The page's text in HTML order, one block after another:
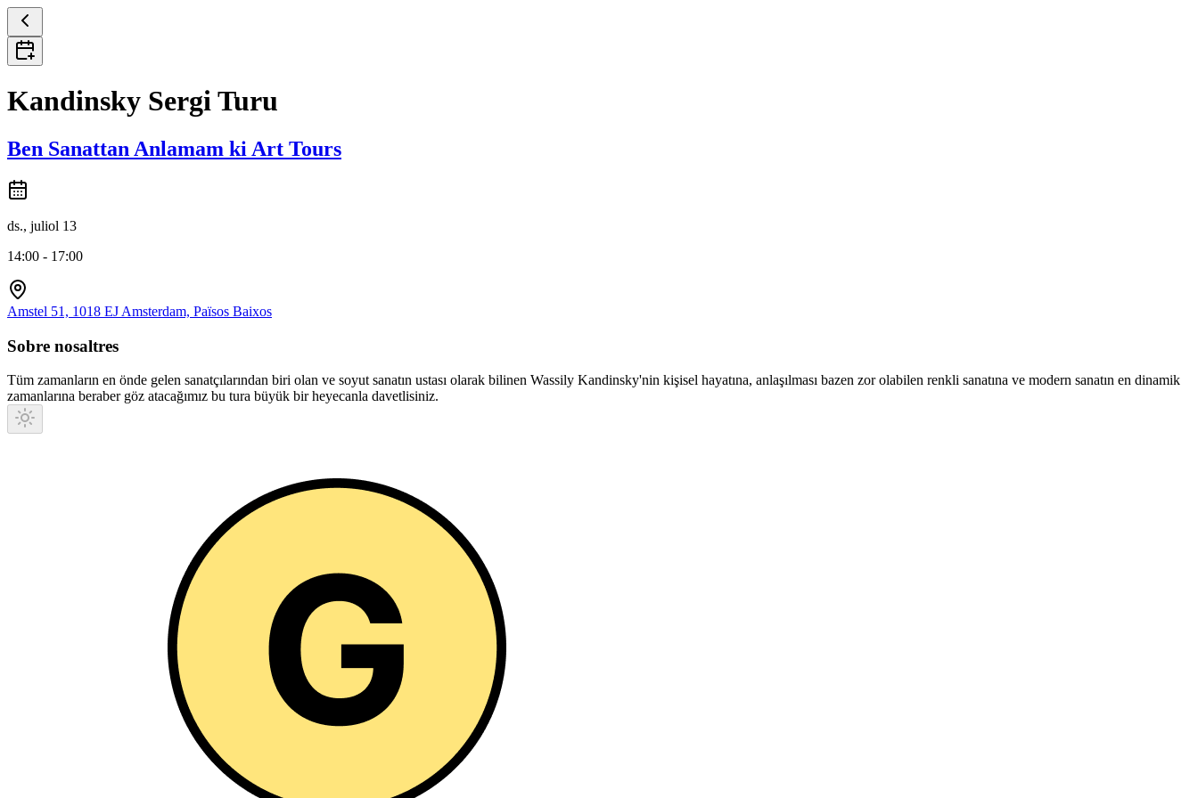
Kandinsky Sergi Turu
Ben Sanattan Anlamam ki Art Tours
ds., juliol 13
14:00 - 17:00
Amstel 51, 1018 EJ Amsterdam, Països Baixos
Sobre nosaltres
Tüm zamanların en önde gelen sanatçılarından biri olan ve soyut sanatın ustası olarak bilinen Wassily Kandinsky'nin kişisel hayatına, anlaşılması bazen zor olabilen renkli sanatına ve modern sanatın en dinamik
zamanlarına beraber göz atacağımız bu tura büyük bir heyecanla davetlisiniz.